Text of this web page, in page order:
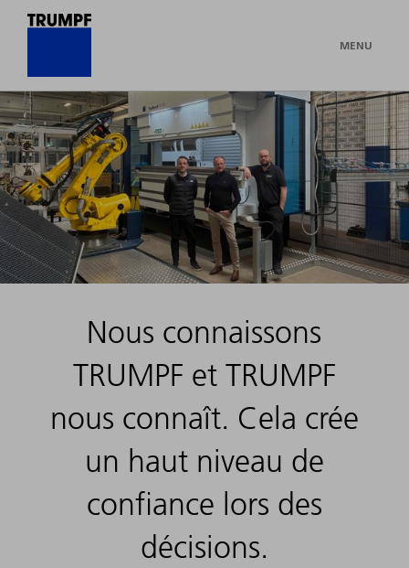
MENU
Histoires
à
succès
de
Nous connaissons
TRUMPF et TRUMPF
nous connaît. Cela crée
un haut niveau de
confiance lors des
décisions.